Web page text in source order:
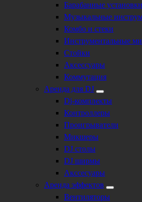
Барабанные установки
Музыкальные
Комбо и стеки
Инструментальные
Стойки
Аксессуары
Коммутация
Аренда для DJ
Dj-комплекты
Контроллеры
Проигрыватели
Микшеры
DJ столы
DJ ширмы
Акссесуары
Аренда эффектов
Вентиляторы